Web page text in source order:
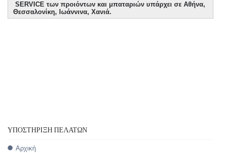
SERVICE των προιόντων και μπαταριών υπάρχει σε Αθήνα,
Θεσσαλονίκη, Ιωάννινα, Χανιά.
ΥΠΟΣΤΉΡΙΞΗ ΠΕΛΑΤΏΝ
Αρχική